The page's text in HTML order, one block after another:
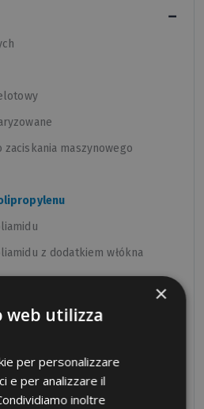
maszynowego
z dodatkiem włókna
×
web utilizza
per personalizzare
e per analizzare il
inoltre